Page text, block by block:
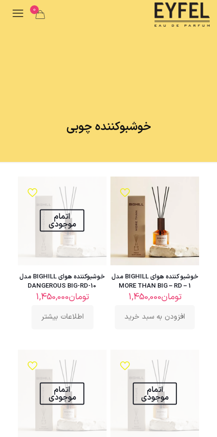
0
خوشبوکننده چوبی
خوشبو کننده هوای BIGHILL مدل
MORE THAN BIG – RD – 1
تومان1,450,000
افزودن به سبد خرید
اتمام
موجودی
خوشبوکننده هوای BIGHILL مدل
DANGEROUS BIG-RD-10
تومان1,450,000
اطلاعات بیشتر
اتمام
موجودی
اتمام
موجودی